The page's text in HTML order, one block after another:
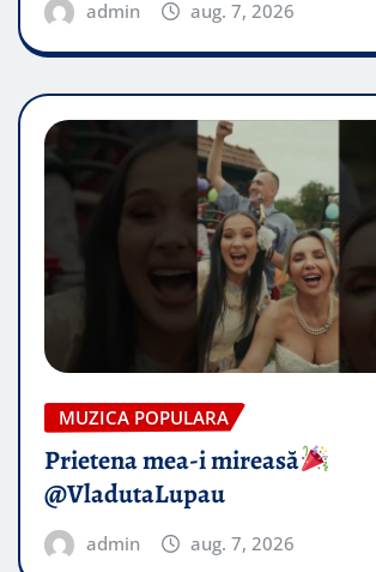
admin aug. 7, 2026
MUZICA POPULARA
Prietena mea-i mireasă​
@VladutaLupau
admin aug. 7, 2026